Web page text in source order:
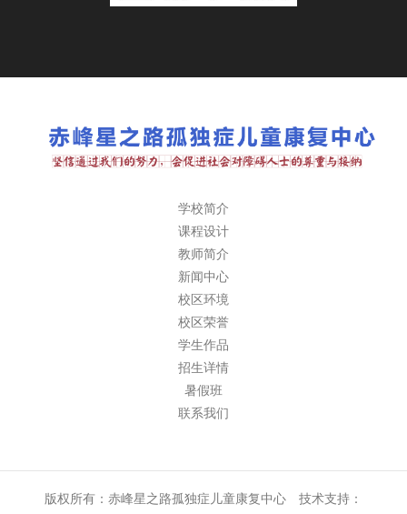
学校简介
课程设计
教师简介
新闻中心
校区环境
校区荣誉
学生作品
招生详情
暑假班
联系我们
版权所有：赤峰星之路孤独症儿童康复中心 技术支持：